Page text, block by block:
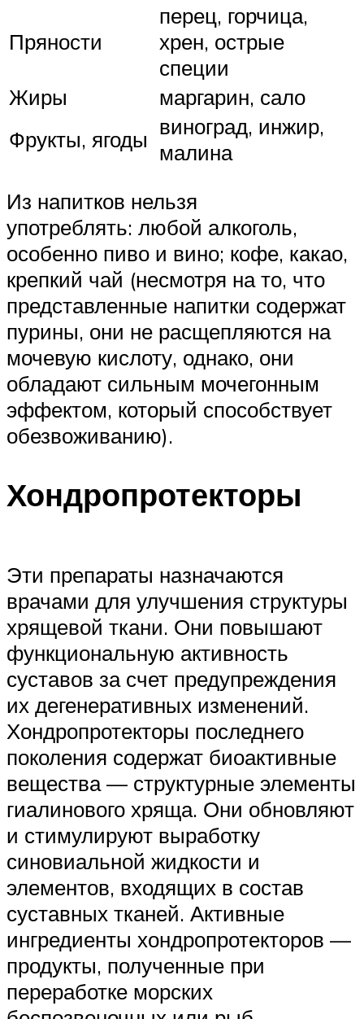
Пряности
перец, горчица,
хрен, острые
специи
Жиры
маргарин, сало
Фрукты, ягоды виноград, инжир,
малина
Из напитков нельзя
употреблять: любой алкоголь,
особенно пиво и вино; кофе, какао,
крепкий чай (несмотря на то, что
представленные напитки содержат
пурины, они не расщепляются на
мочевую кислоту, однако, они
обладают сильным мочегонным
эффектом, который способствует
обезвоживанию).
Хондропротекторы
Эти препараты назначаются
врачами для улучшения структуры
хрящевой ткани. Они повышают
функциональную активность
суставов за счет предупреждения
их дегенеративных изменений.
Хондропротекторы последнего
поколения содержат биоактивные
вещества — структурные элементы
гиалинового хряща. Они обновляют
и стимулируют выработку
синовиальной жидкости и
элементов, входящих в состав
суставных тканей. Активные
ингредиенты хондропротекторов —
продукты, полученные при
переработке морских